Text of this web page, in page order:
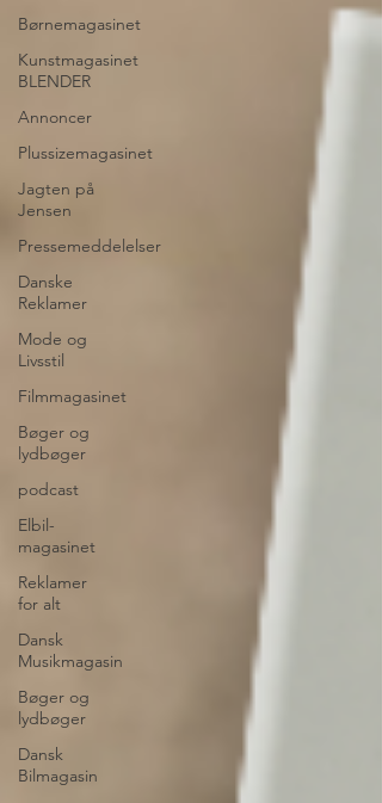
Børnemagasinet
Kunstmagasinet
BLENDER
Annoncer
Plussizemagasinet
Jagten på
Jensen
Pressemeddelelser
Danske
Reklamer
Mode og
Livsstil
Filmmagasinet
Bøger og
lydbøger
podcast
Elbil-
magasinet
Reklamer
for alt
Dansk
Musikmagasin
Bøger og
lydbøger
Dansk
Bilmagasin